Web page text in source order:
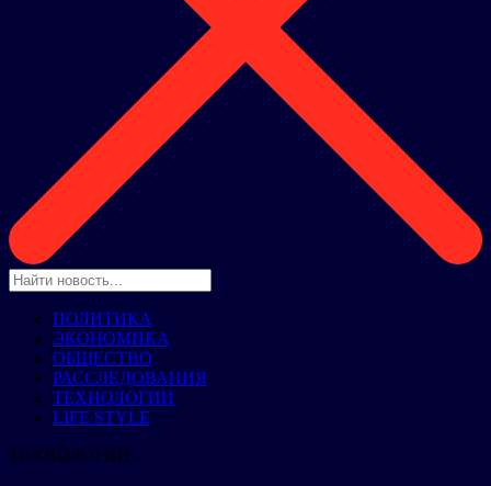
ПОЛИТИКА
ЭКОНОМИКА
ОБЩЕСТВО
РАССЛЕДОВАНИЯ
ТЕХНОЛОГИИ
LIFE STYLE
ТЕХНОЛОГИИ